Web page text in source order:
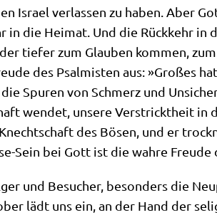
Isra­el ver­las­sen zu haben. Aber
in die Hei­mat. Und die Rück­kehr
tie­fer zum Glau­ben kom­men,
des Psal­mi­sten aus: »Gro­ßes
Spu­ren von Schmerz und
wen­det, unse­re Ver­strickt­heit in
des Bösen, und er
Sein bei Gott ist die wah­re Freu­de
und Besu­cher, beson­ders die
lädt uns ein, an der Hand der